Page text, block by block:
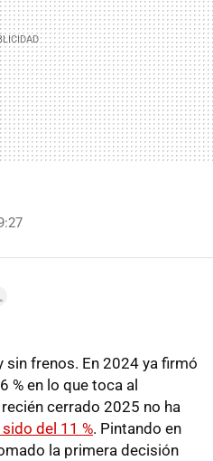
sin frenos. En 2024 ya firmó
% en lo que toca al
cerrado 2025 no ha
del 11 %. Pintando en
la primera decisión